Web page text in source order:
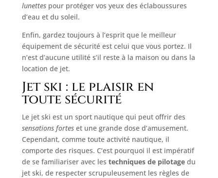
lunettespour protéger vos yeux des éclaboussures
d’eau et du soleil.
Enfin, gardez toujours à l’esprit que le meilleur
équipement de sécurité est celui que vous portez. Il
n’est d’aucune utilité s’il reste à la maison ou dans la
location de jet.
Jet ski : le plaisir en
toute sécurité
Le jet ski est un sport nautique qui peut offrir des
sensations forteset une grande dose d’amusement.
Cependant, comme toute activité nautique, il
comporte des risques. C’est pourquoi il est impératif
de se familiariser avec les techniques de pilotagedu
jet ski, de respecter scrupuleusement les règles de